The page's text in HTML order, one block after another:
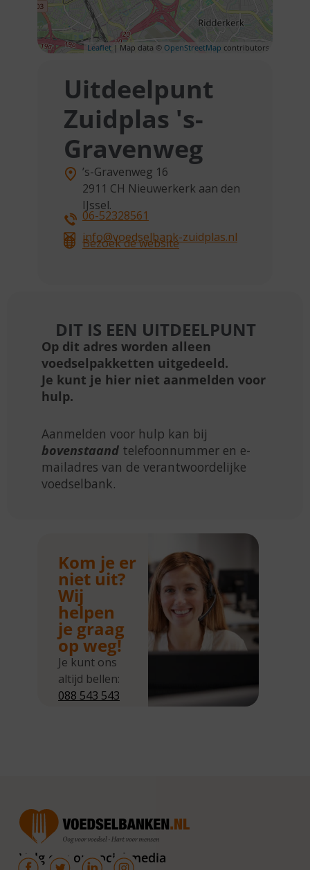
Leaflet | Map data © OpenStreetMap contributors
Uitdeelpunt
Zuidplas 's-
Gravenweg
’s-Gravenweg 16
2911 CH Nieuwerkerk aan den
IJssel.
06-52328561
info@voedselbank-zuidplas.nl
Bezoek de website
DIT IS EEN UITDEELPUNT
Op dit adres worden alleen
voedselpakketten uitgedeeld.
Je kunt je hier niet aanmelden voor
hulp.
Aanmelden voor hulp kan bij
bovenstaand telefoonnummer en e-
mailadres van de verantwoordelijke
voedselbank.
Kom je er
niet uit?
Wij
helpen
je graag
op weg!
Je kunt ons
altijd bellen:
088 543 543
van 10.00 –
16.00 uur. Op
de vrijdagen
Volg ons op social media